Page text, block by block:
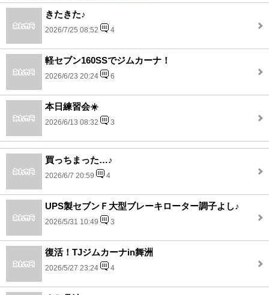
きたきた♪
2026/7/25 08:52 4
軽セブン160SSでジムカーナ！
2026/6/23 20:24 6
本日練習会☀️
2026/6/13 08:32 3
買っちまった…♪
2026/6/7 20:59 4
UPS製セブンＦ大型ブレーキローター調子よし♪
2026/5/31 10:49 3
復活！TJジムカーナin舞洲
2026/5/27 23:24 4